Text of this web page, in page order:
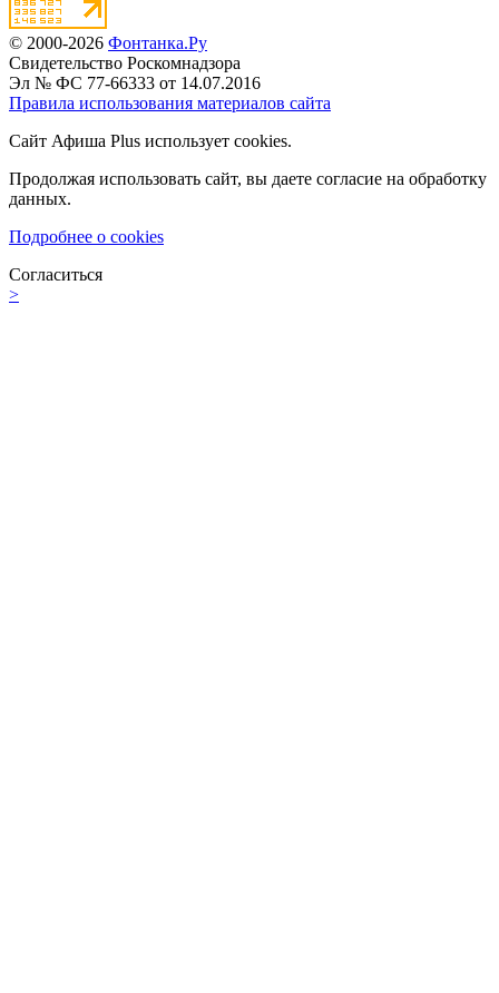
© 2000-2026 Фонтанка.Ру
Свидетельство Роскомнадзора
Эл № ФС 77-66333 от 14.07.2016
Правила использования материалов сайта
Сайт Афиша Plus использует cookies.
Продолжая использовать сайт, вы даете согласие на обработку
данных.
Подробнее о cookies
Согласиться
>